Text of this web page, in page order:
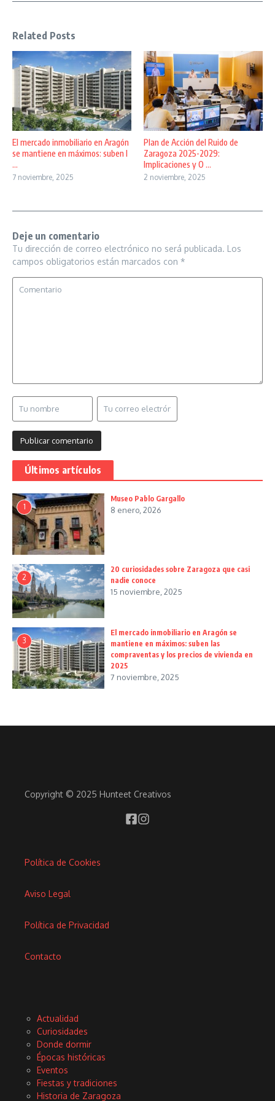
Related Posts
El mercado inmobiliario en Aragón
se mantiene en máximos: suben l
...
7 noviembre, 2025
Plan de Acción del Ruido de
Zaragoza 2025-2029:
Implicaciones y O ...
2 noviembre, 2025
Deje un comentario
Tu dirección de correo electrónico no será publicada. Los
campos obligatorios están marcados con *
Últimos artículos
1
Museo Pablo Gargallo
8 enero, 2026
2
20 curiosidades sobre Zaragoza que casi
nadie conoce
15 noviembre, 2025
3
El mercado inmobiliario en Aragón se
mantiene en máximos: suben las
compraventas y los precios de vivienda en
2025
7 noviembre, 2025
Copyright © 2025 Hunteet Creativos
Política de Cookies
Aviso Legal
Política de Privacidad
Contacto
Actualidad
Curiosidades
Donde dormir
Épocas históricas
Eventos
Fiestas y tradiciones
Historia de Zaragoza